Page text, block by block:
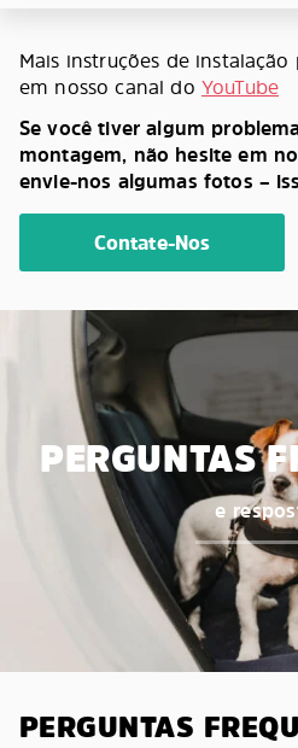
Mais instruções de
em nosso canal do YouTube
Se você tiver algum
montagem, não hesite em
envie-nos algumas fotos –
Contate-Nos
PERGUNTAS
e
PERGUNTAS